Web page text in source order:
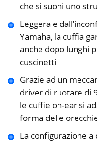
che si suoni uno
Leggera e
Yamaha, la cuffia
anche dopo lunghi
cuscinetti
Grazie ad un
driver di ruotare di
le cuffie on-ear si
forma delle
La configurazione